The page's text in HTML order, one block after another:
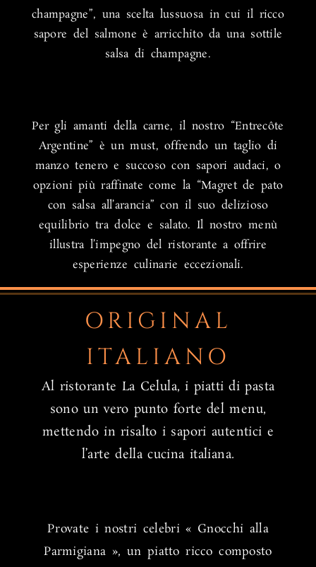
champagne”, una scelta lussuosa in cui il ricco
sapore del salmone è arricchito da una sottile
salsa di champagne.
Per gli amanti della carne, il nostro “Entrecôte
Argentine” è un must, offrendo un taglio di
manzo tenero e succoso con sapori audaci, o
opzioni più raffinate come la “Magret de pato
con salsa all’arancia” con il suo delizioso
equilibrio tra dolce e salato. Il nostro menù
illustra l’impegno del ristorante a offrire
esperienze culinarie eccezionali.
ORIGINAL
ITALIANO
Al ristorante La Celula, i piatti di pasta
sono un vero punto forte del menu,
mettendo in risalto i sapori autentici e
l’arte della cucina italiana.
Provate i nostri celebri « Gnocchi alla
Parmigiana », un piatto ricco composto